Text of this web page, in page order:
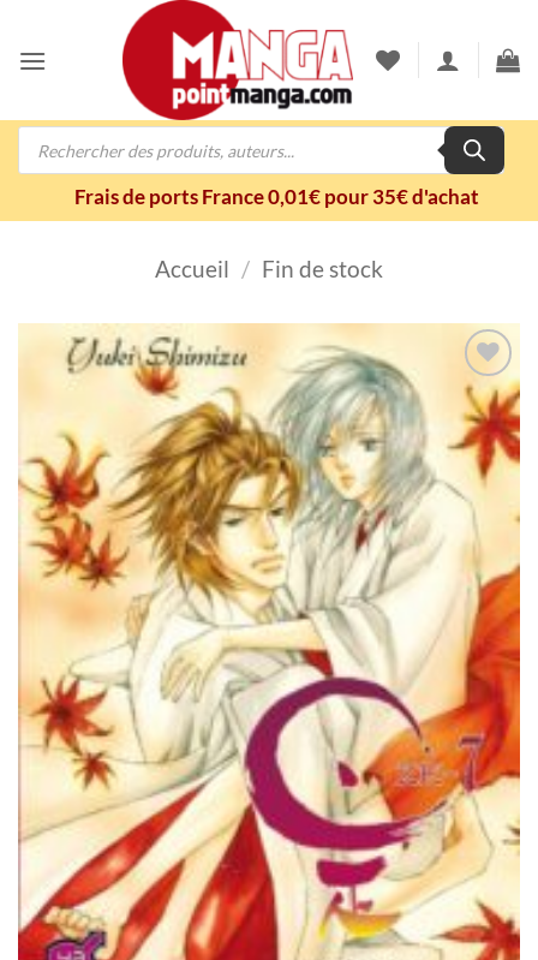
contenu
Recherche
Frais de ports France 0,01€ pour 35€ d'achat
Accueil / Fin de stock
Ajouter
à la
wishlist